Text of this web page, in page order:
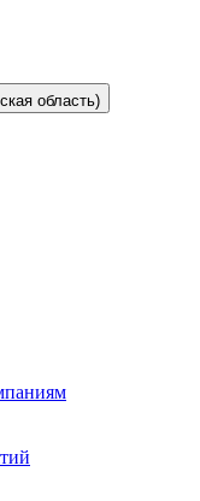
область)